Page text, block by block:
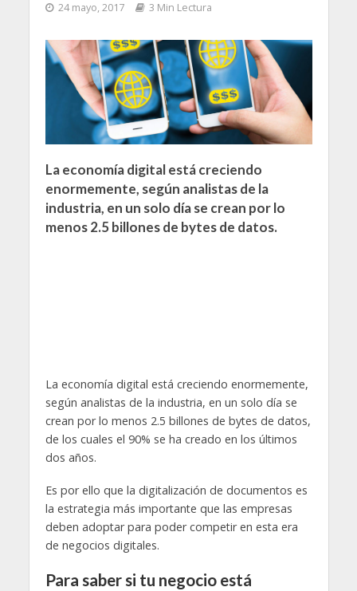
24 mayo, 2017 3 Min Lectura
La economía digital está creciendo
enormemente, según analistas de la
industria, en un solo día se crean por lo
menos 2.5 billones de bytes de datos.
La economía digital está creciendo enormemente,
según analistas de la industria, en un solo día se
crean por lo menos 2.5 billones de bytes de datos,
de los cuales el 90% se ha creado en los últimos
dos años.
Es por ello que la digitalización de documentos es
la estrategia más importante que las empresas
deben adoptar para poder competir en esta era
de negocios digitales.
Para saber si tu negocio está